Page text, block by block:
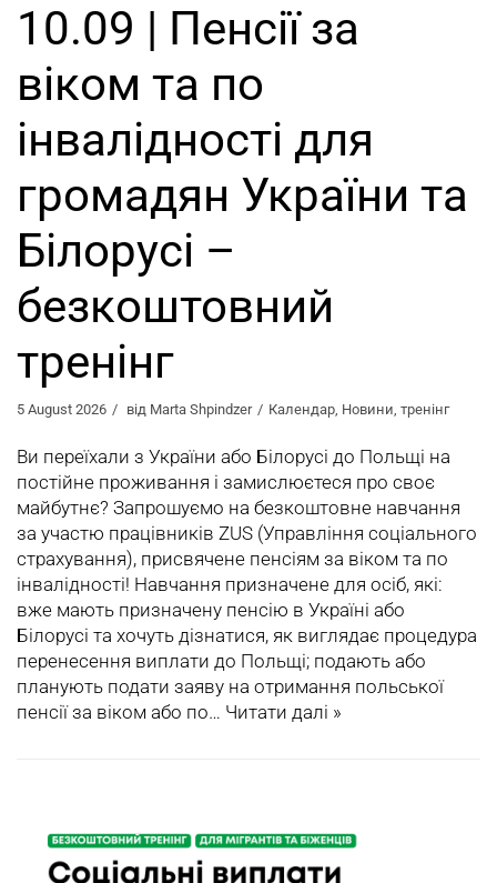
10.09 | Пенсії за
віком та по
інвалідності для
громадян України та
Білорусі –
безкоштовний
тренінг
5 August 2026 від Marta Shpindzer Календар, Новини, тренінг
Ви переїхали з України або Білорусі до Польщі на
постійне проживання і замислюєтеся про своє
майбутнє? Запрошуємо на безкоштовне навчання
за участю працівників ZUS (Управління соціального
страхування), присвячене пенсіям за віком та по
інвалідності! Навчання призначене для осіб, які:
вже мають призначену пенсію в Україні або
Білорусі та хочуть дізнатися, як виглядає процедура
перенесення виплати до Польщі; подають або
планують подати заяву на отримання польської
пенсії за віком або по… Читати далі »